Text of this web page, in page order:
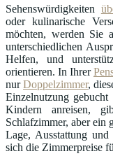
Sehenswürdigkeiten
oder kulinarische
möchten, werden Sie
unterschiedlichen
Helfen, und
orientieren. In Ihrer
nurDoppelzimmer,
Einzelnutzung
Kindern anreisen,
Schlafzimmer, aber ein
Lage, Ausstattung
sich die Zimmerpreise